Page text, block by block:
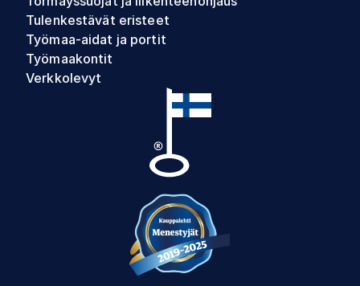
Tulenkestävät eristeet
Työmaa-aidat ja portit
Työmaakontit
Verkkolevyt